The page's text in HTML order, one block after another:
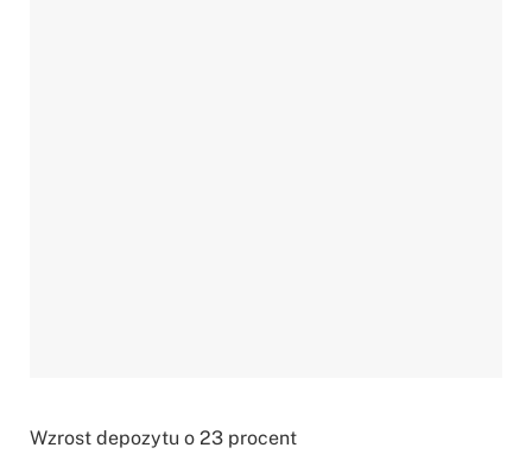
Wzrost depozytu o 23 procent